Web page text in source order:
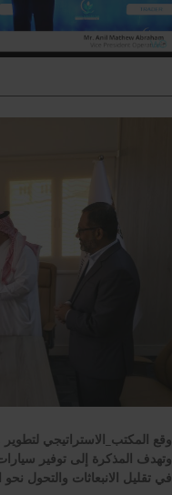
وقع المكتب_الاستراتيجي
وتهدف المذكرة إلى توفير
في تقليل الانبعاثات والتحول نحو